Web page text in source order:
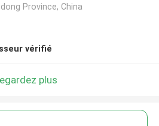
Province, China
vérifié
plus